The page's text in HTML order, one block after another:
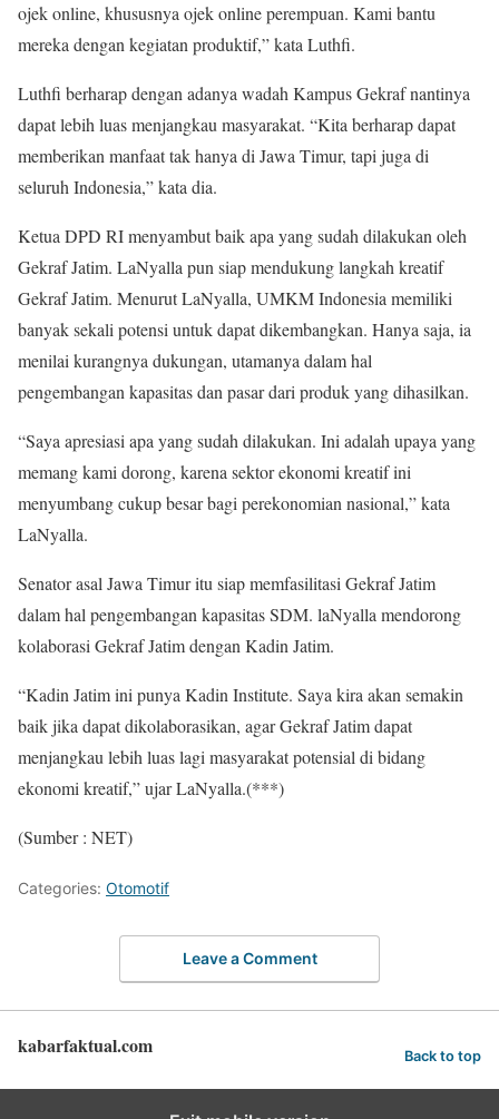
ojek online, khususnya ojek online perempuan. Kami bantu
mereka dengan kegiatan produktif,” kata Luthfi.
Luthfi berharap dengan adanya wadah Kampus Gekraf nantinya
dapat lebih luas menjangkau masyarakat. “Kita berharap dapat
memberikan manfaat tak hanya di Jawa Timur, tapi juga di
seluruh Indonesia,” kata dia.
Ketua DPD RI menyambut baik apa yang sudah dilakukan oleh
Gekraf Jatim. LaNyalla pun siap mendukung langkah kreatif
Gekraf Jatim. Menurut LaNyalla, UMKM Indonesia memiliki
banyak sekali potensi untuk dapat dikembangkan. Hanya saja, ia
menilai kurangnya dukungan, utamanya dalam hal
pengembangan kapasitas dan pasar dari produk yang dihasilkan.
“Saya apresiasi apa yang sudah dilakukan. Ini adalah upaya yang
memang kami dorong, karena sektor ekonomi kreatif ini
menyumbang cukup besar bagi perekonomian nasional,” kata
LaNyalla.
Senator asal Jawa Timur itu siap memfasilitasi Gekraf Jatim
dalam hal pengembangan kapasitas SDM. laNyalla mendorong
kolaborasi Gekraf Jatim dengan Kadin Jatim.
“Kadin Jatim ini punya Kadin Institute. Saya kira akan semakin
baik jika dapat dikolaborasikan, agar Gekraf Jatim dapat
menjangkau lebih luas lagi masyarakat potensial di bidang
ekonomi kreatif,” ujar LaNyalla.(***)
(Sumber : NET)
Categories: Otomotif
Leave a Comment
kabarfaktual.com Back to top